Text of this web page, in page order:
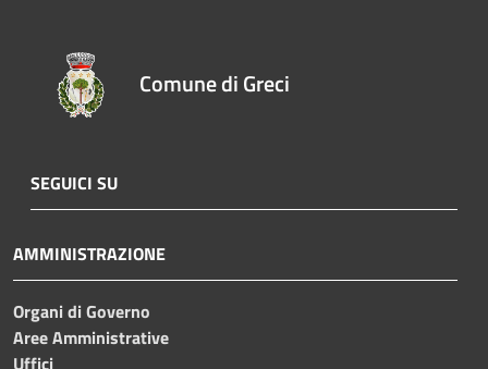
Comune di Greci
SEGUICI SU
AMMINISTRAZIONE
Organi di Governo
Aree Amministrative
Uffici